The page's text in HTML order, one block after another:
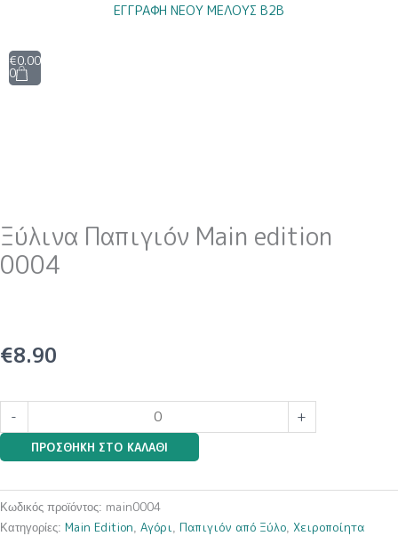
περιεχόμενο
ΕΓΓΡΑΦΗ ΝΕΟΥ ΜΕΛΟΥΣ B2B
€0.00
0
Cart
Ξύλινα Παπιγιόν Main edition
0004
€8.90
-
Παπιγιόν
0004
ποσότητα
+
ΠΡΟΣΘΉΚΗ ΣΤΟ ΚΑΛΆΘΙ
Κωδικός προϊόντος: main0004
Κατηγορίες: Main Edition Αγόρι Παπιγιόν από Ξύλο Χειροποίητα